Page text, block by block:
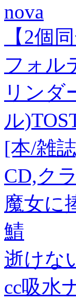
nova
【2個
フォル
リンダ
ル
[本/雑
CD,ク
魔女に
鯖
逝けな
cc吸水